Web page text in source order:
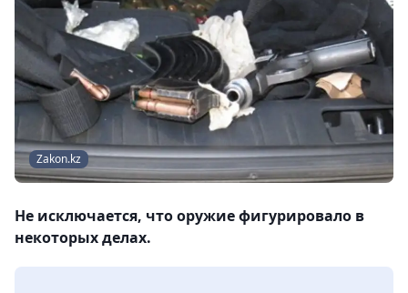
Zakon.kz
Не исключается, что оружие фигурировало в
некоторых делах.